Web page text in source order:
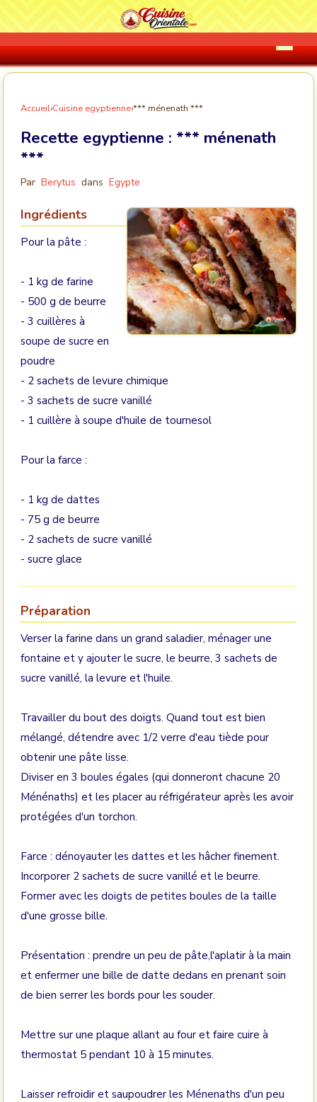
Accueil›Cuisine egyptienne›*** ménenath ***
Recette egyptienne : *** ménenath
***
Par Berytus dans Egypte
Ingrédients
Pour la pâte :
- 1 kg de farine
- 500 g de beurre
- 3 cuillères à
soupe de sucre en
poudre
- 2 sachets de levure chimique
- 3 sachets de sucre vanillé
- 1 cuillère à soupe d'huile de tournesol
Pour la farce :
- 1 kg de dattes
- 75 g de beurre
- 2 sachets de sucre vanillé
- sucre glace
Préparation
Verser la farine dans un grand saladier, ménager une
fontaine et y ajouter le sucre, le beurre, 3 sachets de
sucre vanillé, la levure et l'huile.
Travailler du bout des doigts. Quand tout est bien
mélangé, détendre avec 1/2 verre d'eau tiède pour
obtenir une pâte lisse.
Diviser en 3 boules égales (qui donneront chacune 20
Ménénaths) et les placer au réfrigérateur après les avoir
protégées d'un torchon.
Farce : dénoyauter les dattes et les hâcher finement.
Incorporer 2 sachets de sucre vanillé et le beurre.
Former avec les doigts de petites boules de la taille
d'une grosse bille.
Présentation : prendre un peu de pâte,l'aplatir à la main
et enfermer une bille de datte dedans en prenant soin
de bien serrer les bords pour les souder.
Mettre sur une plaque allant au four et faire cuire à
thermostat 5 pendant 10 à 15 minutes.
Laisser refroidir et saupoudrer les Ménenaths d'un peu